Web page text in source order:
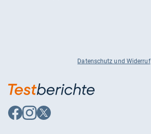
Datenschutz und Widerruf
Auf
Facebook
Auf
Instagram
Auf
X